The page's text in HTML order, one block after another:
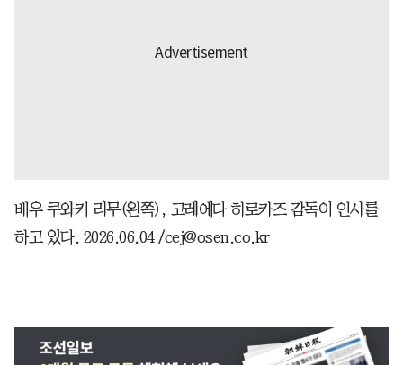
배우 쿠와키 리무(왼쪽), 고레에다 히로카즈 감독이 인사를
하고 있다. 2026.06.04 /cej@osen.co.kr